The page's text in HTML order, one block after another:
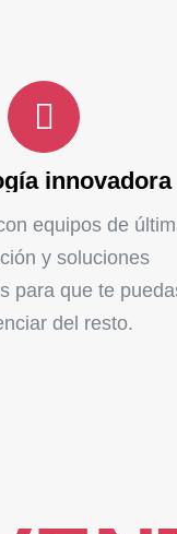
innovadora
equipos de
y soluciones
para que te
del resto.